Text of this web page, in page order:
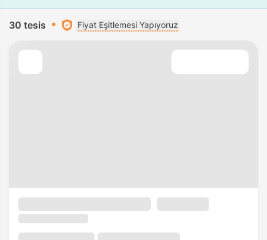
30 tesis Fiyat Eşitlemesi Yapıyoruz